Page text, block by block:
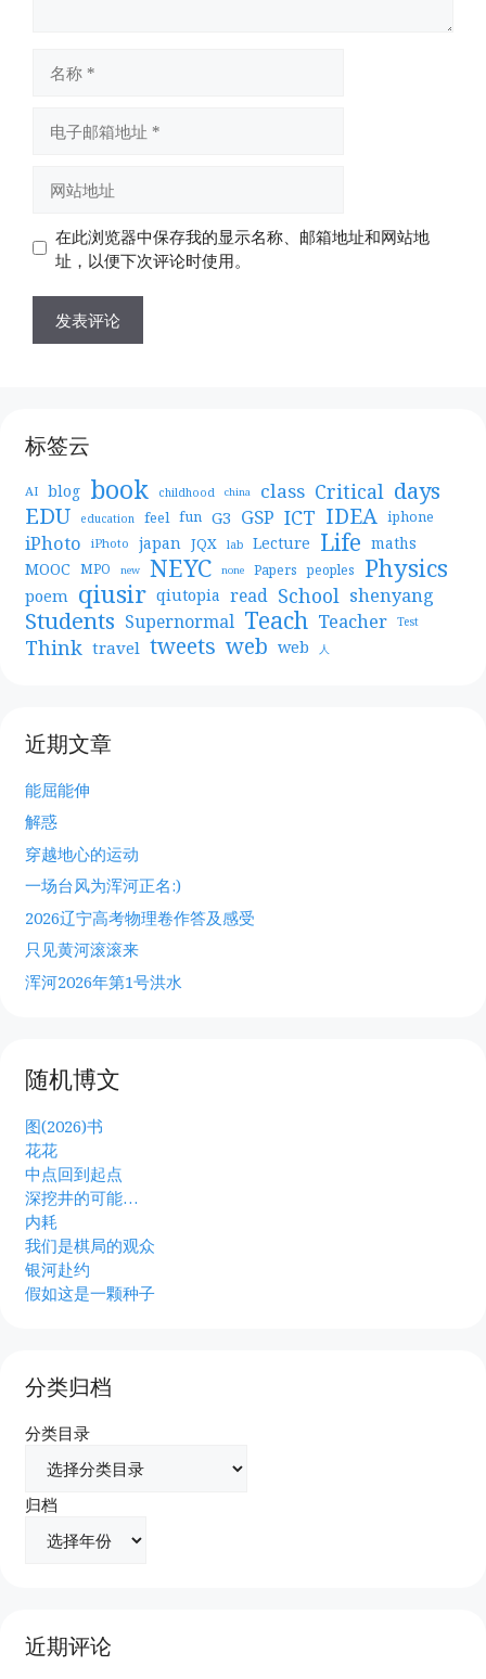
址
址
在此浏览器中保存我的显示名称、邮箱地址和网站地
址，以便下次评论时使用。
标签云
AI blog book childhood china class Critical days
EDU education feel fun G3 GSP ICT IDEA iphone
iPhoto iPhoto japan JQX lab Lecture Life maths
MOOC MPO new NEYC none Papers peoples Physics
poem qiusir qiutopia read School shenyang
Students Supernormal Teach Teacher Test
Think travel tweets web web 人
近期文章
能屈能伸
解惑
穿越地心的运动
一场台风为浑河正名:)
2026辽宁高考物理卷作答及感受
只见黄河滚滚来
浑河2026年第1号洪水
随机博文
图(2026)书
花花
中点回到起点
深挖井的可能…
内耗
我们是棋局的观众
银河赴约
假如这是一颗种子
分类归档
分类目录
归档
近期评论